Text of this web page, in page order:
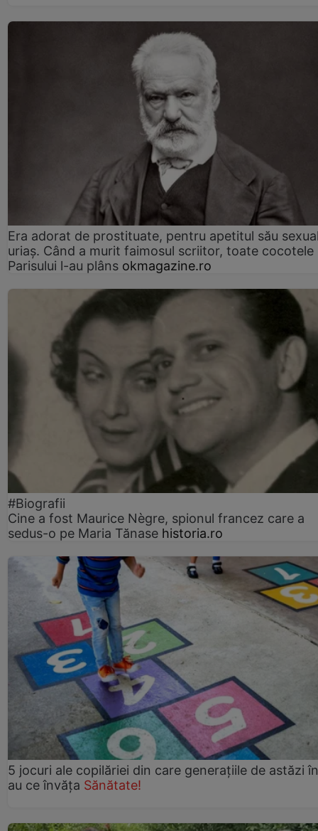
Era adorat de prostituate, pentru apetitul său
uriaș. Când a murit faimosul scriitor, toate cocotele
Parisului l-au plâns okmagazine.ro
#Biografii
Cine a fost Maurice Nègre, spionul francez care a
sedus-o pe Maria Tănase historia.ro
5 jocuri ale copilăriei din care generațiile de astăzi
au ce învăța Sănătate!